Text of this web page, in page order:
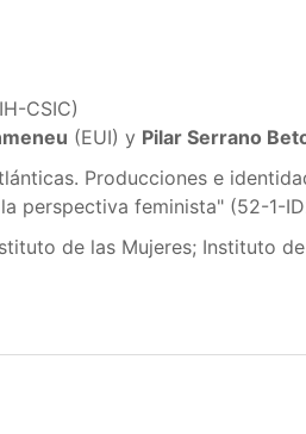
CSIC)
(EUI) y Pilar Serrano
Producciones e
perspectiva feminista" (52-1-
de las Mujeres; Instituto